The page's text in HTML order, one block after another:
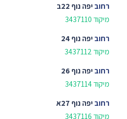
רחוביפה נוף 22ב
מיקוד 3437110
רחוביפה נוף 24
מיקוד 3437112
רחוביפה נוף 26
מיקוד 3437114
רחוביפה נוף 27א
מיקוד 3437116